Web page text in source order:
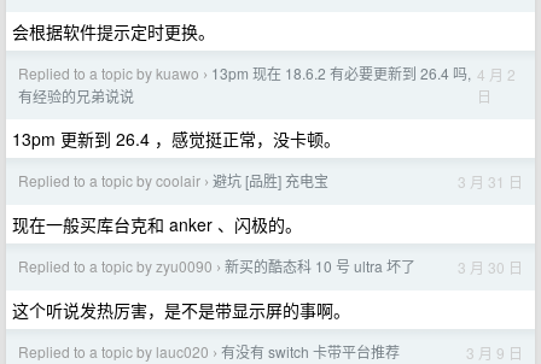
会根据软件提示定时更换。
Replied to a topic by kuawo › 13pm 现在 18.6.2 有必要更新到 26.4 吗,
有经验的兄弟说说
4 月 2
日
13pm 更新到 26.4 ，感觉挺正常，没卡顿。
Replied to a topic by coolair › 避坑 [品胜] 充电宝 3 月 31 日
现在一般买库台克和 anker 、闪极的。
Replied to a topic by zyu0090 › 新买的酷态科 10 号 ultra 坏了 3 月 30 日
这个听说发热厉害，是不是带显示屏的事啊。
Replied to a topic by lauc020 › 有没有 switch 卡带平台推荐 3 月 9 日